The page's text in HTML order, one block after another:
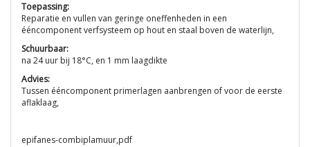
Toepassing:
Reparatie en vullen van geringe oneffenheden in een
ééncomponent verfsysteem op hout en staal boven de waterlijn,
Schuurbaar:
na 24 uur bij 18°C, en 1 mm laagdikte
Advies:
Tussen ééncomponent primerlagen aanbrengen of voor de eerste
aflaklaag,
epifanes-combiplamuur,pdf